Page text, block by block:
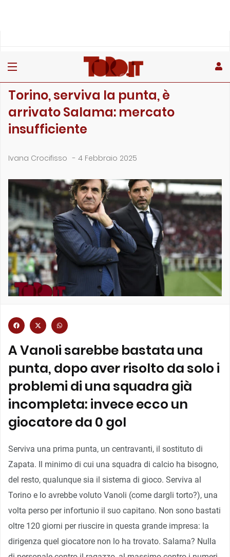
Torino, serviva la punta, è
arrivato Salama: mercato
insufficiente
Ivana Crocifisso - 4 Febbraio 2025
A Vanoli sarebbe bastata una
punta, dopo aver risolto da solo i
problemi di una squadra già
incompleta: invece ecco un
giocatore da 0 gol
Serviva una prima punta, un centravanti, il sostituto di
Zapata. Il minimo di cui una squadra di calcio ha bisogno,
del resto, qualunque sia il sistema di gioco. Serviva al
Torino e lo avrebbe voluto Vanoli (come dargli torto?), una
volta perso per infortunio il suo capitano. Non sono bastati
oltre 120 giorni per riuscire in questa grande impresa: la
dirigenza quel giocatore non lo ha trovato. Salama? Nulla